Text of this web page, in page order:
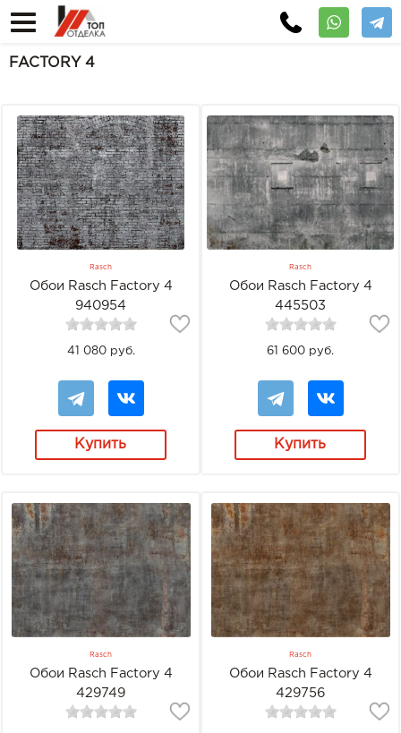
FACTORY 4
Rasch
Обои Rasch Factory 4
940954
41 080 руб.
Купить
Rasch
Обои Rasch Factory 4
445503
61 600 руб.
Купить
Rasch
Обои Rasch Factory 4
429749
Rasch
Обои Rasch Factory 4
429756